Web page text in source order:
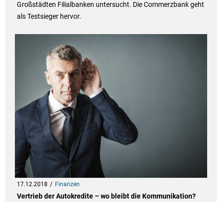
Großstädten Filialbanken untersucht. Die Commerzbank geht
als Testsieger hervor.
17.12.2018 Finanzen
Vertrieb der Autokredite – wo bleibt die Kommunikation?